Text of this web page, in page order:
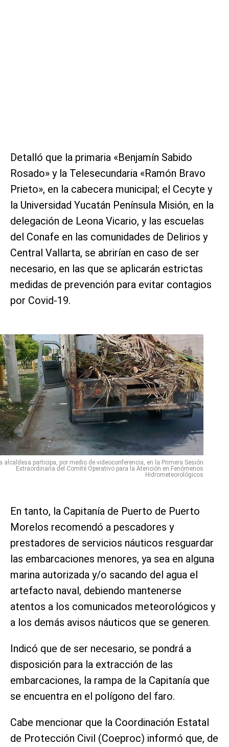
Detalló que la primaria «Benjamín Sabido
Rosado» y la Telesecundaria «Ramón Bravo
Prieto», en la cabecera municipal; el Cecyte y
la Universidad Yucatán Península Misión, en la
delegación de Leona Vicario, y las escuelas
del Conafe en las comunidades de Delirios y
Central Vallarta, se abrirían en caso de ser
necesario, en las que se aplicarán estrictas
medidas de prevención para evitar contagios
por Covid-19.
alcaldesa participa, por medio de videoconferencia, en la Primera Sesión
Extraordinaria del Comité Operativo para la Atención en Fenómenos
Hidrometeorológicos
En tanto, la Capitanía de Puerto de Puerto
Morelos recomendó a pescadores y
prestadores de servicios náuticos resguardar
las embarcaciones menores, ya sea en alguna
marina autorizada y/o sacando del agua el
artefacto naval, debiendo mantenerse
atentos a los comunicados meteorológicos y
a los demás avisos náuticos que se generen.
Indicó que de ser necesario, se pondrá a
disposición para la extracción de las
embarcaciones, la rampa de la Capitanía que
se encuentra en el polígono del faro.
Cabe mencionar que la Coordinación Estatal
de Protección Civil (Coeproc) informó que, de